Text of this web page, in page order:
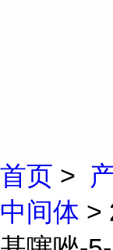
首页 >
中间体 >